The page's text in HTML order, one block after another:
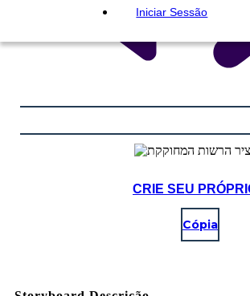
Iniciar Sessão
CRIE SEU
Cópia